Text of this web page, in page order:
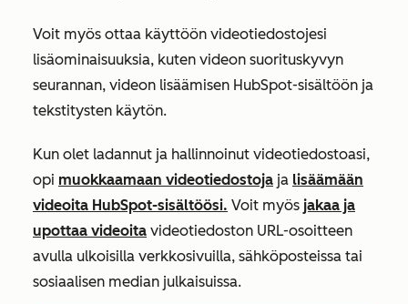
Voit myös ottaa käyttöön videotiedostojesi
lisäominaisuuksia, kuten videon suorituskyvyn
seurannan, videon lisäämisen HubSpot-sisältöön ja
tekstitysten käytön.
Kun olet ladannut ja hallinnoinut videotiedostoasi,
opi muokkaamaan videotiedostoja ja lisäämään
videoita HubSpot-sisältöösi. Voit myös jakaa ja
upottaa videoita videotiedoston URL-osoitteen
avulla ulkoisilla verkkosivuilla, sähköposteissa tai
sosiaalisen median julkaisuissa.